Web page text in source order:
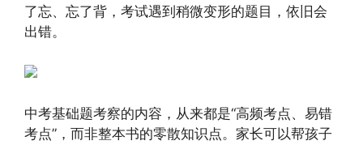
了忘、忘了背，考试遇到稍微变形的题目，依旧会
出错。
中考基础题考察的内容，从来都是“高频考点、易错
考点”，而非整本书的零散知识点。家长可以帮孩子